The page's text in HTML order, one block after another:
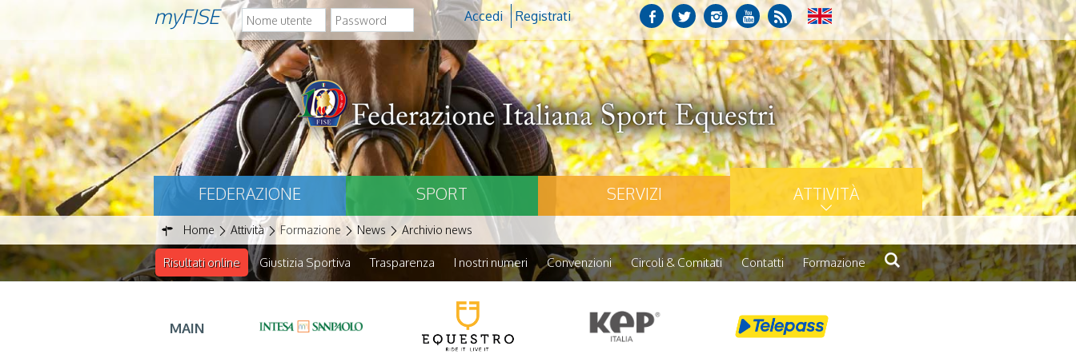
myFISE Accedi Registrati
FEDERAZIONE SPORT SERVIZI ATTIVITÀ
Home Attività Formazione News Archivio news
Risultati online Giustizia Sportiva Trasparenza I nostri numeri Convenzioni Circoli & Comitati Contatti Formazione
MAIN